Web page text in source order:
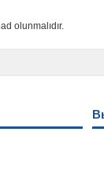
olunmalıdır.